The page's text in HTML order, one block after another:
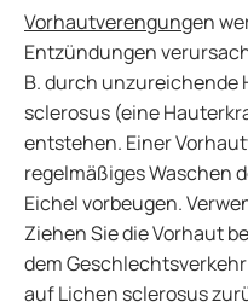
Vorhautverengungen
Entzündungen
B. durch unzureichende
sclerosus (eine
entstehen. Einer
regelmäßiges Waschen
Eichel vorbeugen.
Ziehen Sie die Vorhaut
dem
auf Lichen sclerosus